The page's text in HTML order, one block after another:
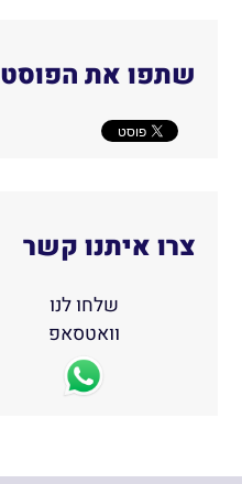
שתפו את הפוסט
צרו איתנו קשר
שלחו לנו
וואטסאפ